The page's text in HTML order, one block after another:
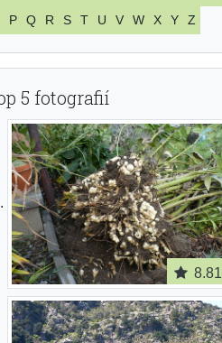
P
Q R S T U V W X Y Z
5 fotografií
8.81